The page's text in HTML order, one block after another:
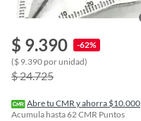
$ 9.390
-62%
($ 9.390 por unidad)
$ 24.725
Abre tu CMR y ahorra $10.000
Acumula hasta62CMR Puntos
l